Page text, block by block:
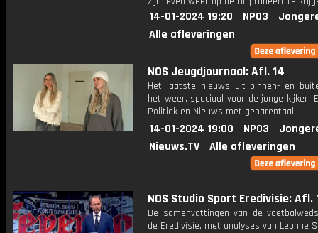
14-01-2024 19:20 NPO3
Alle afleveringen
NOS Jeugdjournaal: Afl. 14
Het laatste nieuws uit binnen- en
het weer, speciaal voor de jonge kijker.
Politiek en Nieuws met gebarentaal.
14-01-2024 19:00 NPO3
Nieuws.TV
Alle afleveringen
NOS Studio Sport Eredivisie: Afl.
De samenvattingen van de
de Eredivisie, met analyses van Leonne